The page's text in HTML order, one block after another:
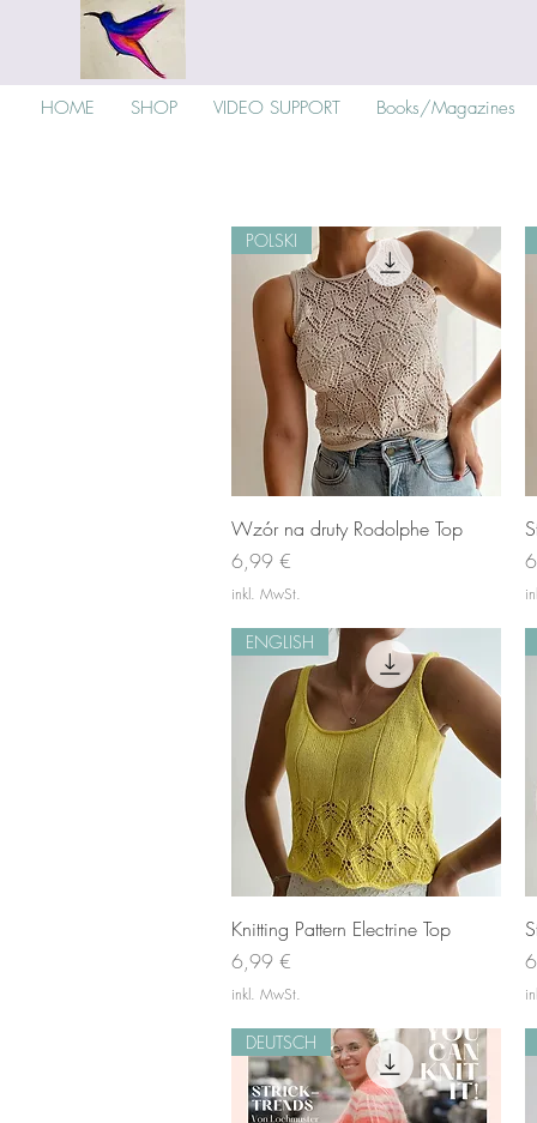
HOME SHOP VIDEO SUPPORT Books/Magazines
Schnellansicht
POLSKI
Wzór na druty Rodolphe Top
Preis
6,99 €
inkl. MwSt.
Schnellansicht
ENGLISH
Knitting Pattern Electrine Top
Preis
6,99 €
inkl. MwSt.
DEUTSCH